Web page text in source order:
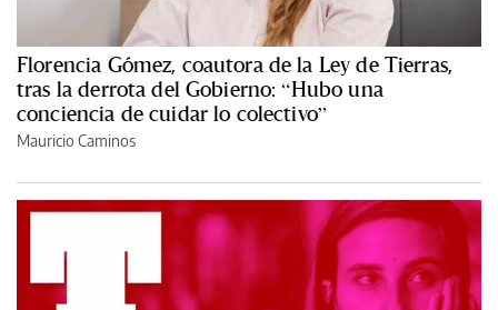
Florencia Gómez, coautora de la Ley de Tierras,
tras la derrota del Gobierno: “Hubo una
conciencia de cuidar lo colectivo”
Mauricio Caminos